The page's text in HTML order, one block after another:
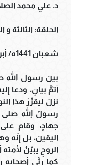
د. علي محمد
الحلقة: الثالثة
شعبان 1441ه/ أبريل 2020م
بين رسول الله
أتمَّ بيانٍ، ودعا
نزلَ ليقرِّرَ هذا
رسولُ اللهِ
جهادٍ، وقام
اليقين، بل إنّه
الروحِ يبيّنُ
كما ربَّى أصحابه